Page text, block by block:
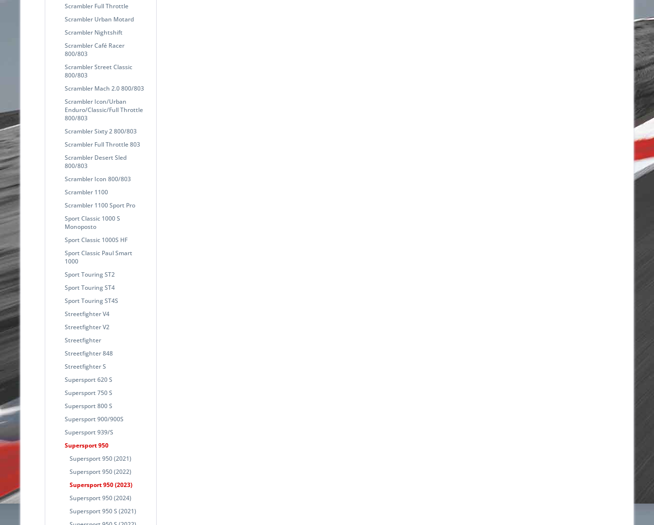
Scrambler Full Throttle
Scrambler Urban Motard
Scrambler Nightshift
Scrambler Café Racer
800/803
Scrambler Street Classic
800/803
Scrambler Mach 2.0 800/803
Scrambler Icon/Urban
Enduro/Classic/Full Throttle
800/803
Scrambler Sixty 2 800/803
Scrambler Full Throttle 803
Scrambler Desert Sled
800/803
Scrambler Icon 800/803
Scrambler 1100
Scrambler 1100 Sport Pro
Sport Classic 1000 S
Monoposto
Sport Classic 1000S HF
Sport Classic Paul Smart
1000
Sport Touring ST2
Sport Touring ST4
Sport Touring ST4S
Streetfighter V4
Streetfighter V2
Streetfighter
Streetfighter 848
Streetfighter S
Supersport 620 S
Supersport 750 S
Supersport 800 S
Supersport 900/900S
Supersport 939/S
Supersport 950
Supersport 950 (2021)
Supersport 950 (2022)
Supersport 950 (2023)
Supersport 950 (2024)
Supersport 950 S (2021)